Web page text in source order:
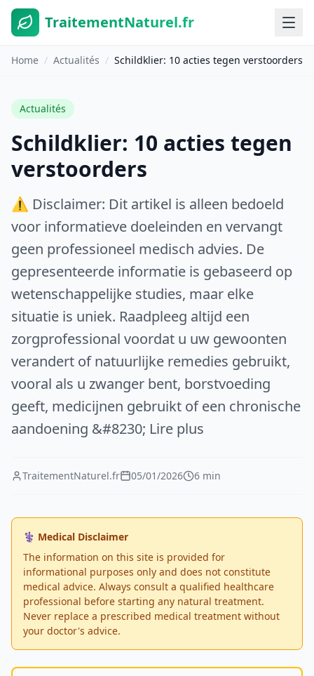
TraitementNaturel.fr
Home / Actualités / Schildklier: 10 acties tegen verstoorders
Actualités
Schildklier: 10 acties tegen
verstoorders
⚠️ Disclaimer: Dit artikel is alleen bedoeld
voor informatieve doeleinden en vervangt
geen professioneel medisch advies. De
gepresenteerde informatie is gebaseerd op
wetenschappelijke studies, maar elke
situatie is uniek. Raadpleeg altijd een
zorgprofessional voordat u uw gewoonten
verandert of natuurlijke remedies gebruikt,
vooral als u zwanger bent, borstvoeding
geeft, medicijnen gebruikt of een chronische
aandoening &#8230; Lire plus
TraitementNaturel.fr 05/01/2026 6 min
⚕️ Medical Disclaimer
The information on this site is provided for
informational purposes only and does not constitute
medical advice. Always consult a qualified healthcare
professional before starting any natural treatment.
Never replace a prescribed medical treatment without
your doctor's advice.